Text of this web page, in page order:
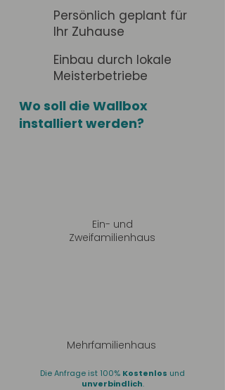
Persönlich geplant für
Ihr Zuhause
Einbau durch lokale
Meisterbetriebe
Wo soll die Wallbox
installiert werden?
Ein- und
Zweifamilienhaus
Mehrfamilienhaus
Die Anfrage ist 100% Kostenlos und
unverbindlich.